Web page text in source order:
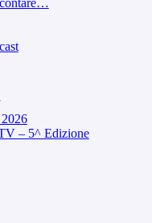
– 5^ Edizione